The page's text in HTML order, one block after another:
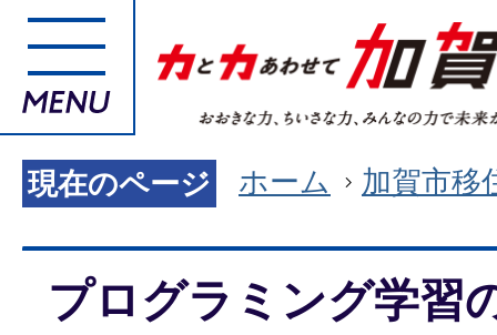
現在のページ ホーム 加賀市移
プログラミング学習